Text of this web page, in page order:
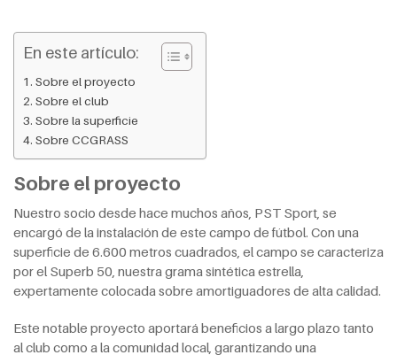
En este artículo:
Sobre el proyecto
Sobre el club
Sobre la superficie
Sobre CCGRASS
Sobre el proyecto
Nuestro socio desde hace muchos años, PST Sport, se
encargó de la instalación de este campo de fútbol. Con una
superficie de 6.600 metros cuadrados, el campo se caracteriza
por el Superb 50, nuestra grama sintética estrella,
expertamente colocada sobre amortiguadores de alta calidad.
Este notable proyecto aportará beneficios a largo plazo tanto
al club como a la comunidad local, garantizando una